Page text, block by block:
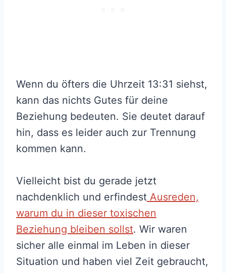
Wenn du öfters die Uhrzeit 13:31 siehst,
kann das nichts Gutes für deine
Beziehung bedeuten. Sie deutet darauf
hin, dass es leider auch zur Trennung
kommen kann.
Vielleicht bist du gerade jetzt
nachdenklich und erfindest Ausreden,
warum du in dieser toxischen
Beziehung bleiben sollst. Wir waren
sicher alle einmal im Leben in dieser
Situation und haben viel Zeit gebraucht,